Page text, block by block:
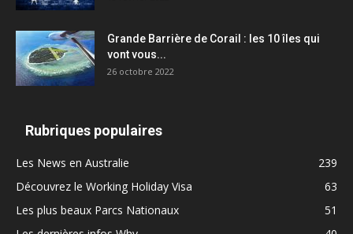
Grande Barrière de Corail : les 10 îles qui
vont vous...
26 octobre 2022
Rubriques populaires
Les News en Australie
239
Découvrez le Working Holiday Visa
63
Les plus beaux Parcs Nationaux
51